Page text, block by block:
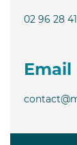
02 96 28 41
Email